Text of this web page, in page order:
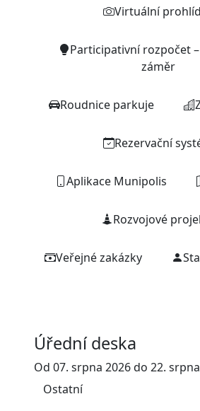
Virtuální
Participativní rozpočet
záměr
Roudnice parkuje
Rezervační
Aplikace Munipolis
Rozvojové
Veřejné zakázky
Úřední deska
Od 07. srpna 2026 do 22.
Ostatní